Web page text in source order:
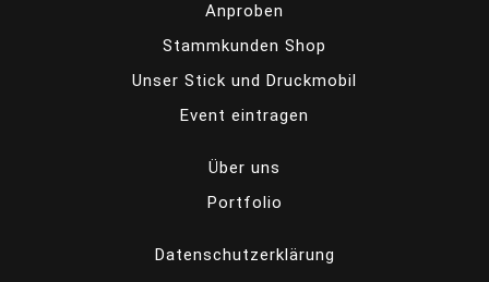
Anproben
Stammkunden Shop
Unser Stick und Druckmobil
Event eintragen
Über uns
Portfolio
Datenschutzerklärung